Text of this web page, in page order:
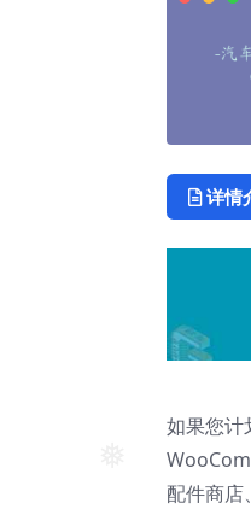
详情
如果您计
配件商店